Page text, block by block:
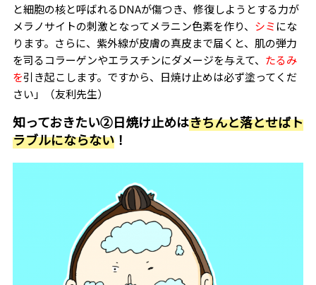
と細胞の核と呼ばれるDNAが傷つき、修復しようとする力が
メラノサイトの刺激となってメラニン色素を作り、 シミ にな
ります。さらに、紫外線が皮膚の真皮まで届くと、肌の弾力
を司るコラーゲンやエラスチンにダメージを与えて、 たるみ
を引き起こします。ですから、日焼け止めは必ず塗ってくだ
さい」（友利先生）
知っておきたい②日焼け止めはきちんと落とせばト
ラブルにならない！